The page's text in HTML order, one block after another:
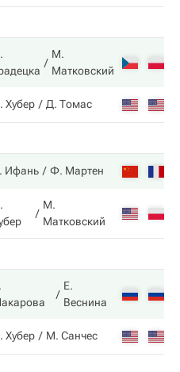
М.
Матковский
Хубер Д. Томас
Ифань Ф. Мартен
М.
Матковский
Е.
Веснина
Хубер М. Санчес